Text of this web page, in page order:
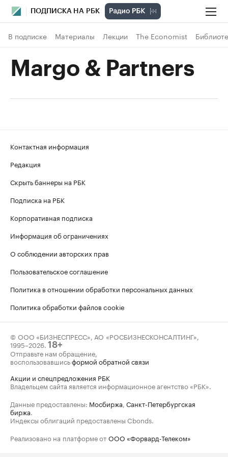
ПОДПИСКА НА РБК
В подписке Материалы Лекции The Economist
Margo & Partners
Контактная информация
Редакция
Скрыть баннеры на РБК
Подписка на РБК
Корпоративная подписка
Информация об ограничениях
О соблюдении авторских прав
Пользовательское соглашение
Политика в отношении обработки персональных данных
Политика обработки файлов cookie
© ООО «БИЗНЕСПРЕСС», АО «РОСБИЗНЕСКОНСАЛТИНГ»,
1995–2026. 18+
Отправьте нам обращение,
воспользовавшисьформой обратной связи
Акции и спецпредложения РБК
Владельцем сайта является информационное агентство «РБК».
Данные предоставлены: Мосбиржа, Санкт-Петербургская
биржа.
Индексы облигаций предоставлены Cbonds.
Реализовано на платформе от ООО «Форвард-Телеком»